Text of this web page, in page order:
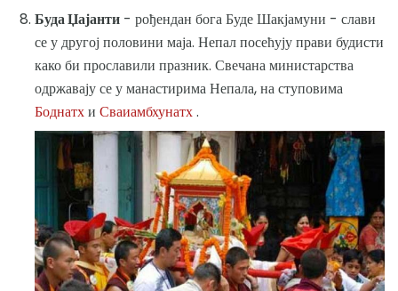
Буда Џајанти - рођендан бога Буде Шакјамуни - слави
се у другој половини маја. Непал посећују прави будисти
како би прославили празник. Свечана министарства
одржавају се у манастирима Непала, на ступовима
Боднатхи Сваиамбхунатх.